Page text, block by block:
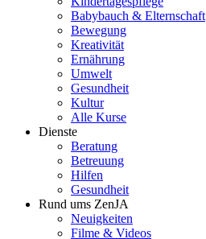
Babybauch & Elternschaft
Bewegung
Kreativität
Ernährung
Umwelt
Gesundheit
Kultur
Alle Kurse
Dienste
Beratung
Betreuung
Hilfen
Gesundheit
Rund ums ZenJA
Neuigkeiten
Filme & Videos